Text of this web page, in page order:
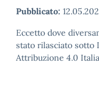
Pubblicato:
Eccetto dove
stato rilasciato sotto
Attribuzione 4.0